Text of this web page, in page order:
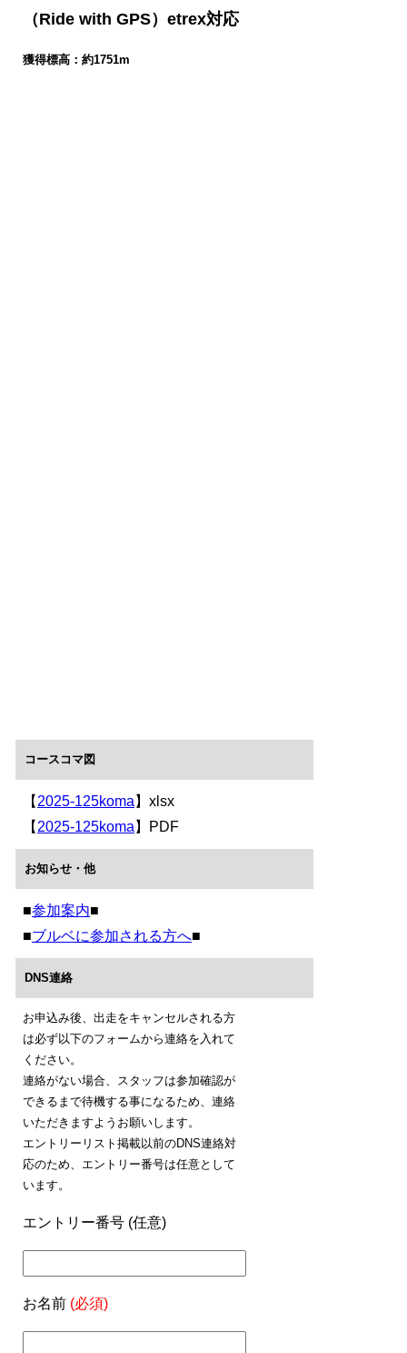
（Ride with GPS）etrex対応
獲得標高：約1751m
コースコマ図
【 2025-125koma 】xlsx
【 2025-125koma 】PDF
お知らせ・他
■参加案内■
■ブルベに参加される方へ■
DNS連絡
お申込み後、出走をキャンセルされる方
は必ず以下のフォームから連絡を入れて
ください。
連絡がない場合、スタッフは参加確認が
できるまで待機する事になるため、連絡
いただきますようお願いします。
エントリーリスト掲載以前のDNS連絡対
応のため、エントリー番号は任意として
います。
エントリー番号 (任意)
お名前 (必須)